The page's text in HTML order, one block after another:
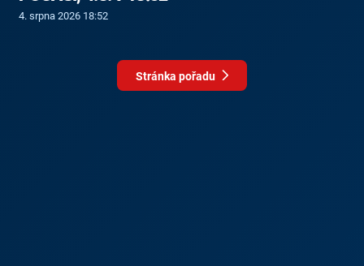
4. srpna 2026 18:52
Stránka pořadu